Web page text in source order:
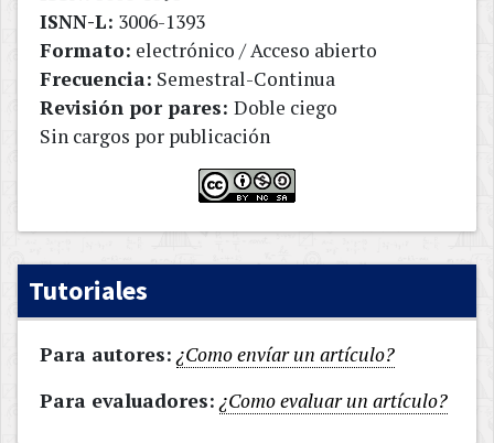
ISNN-L: 3006-1393
Formato: electrónico / Acceso abierto
Frecuencia: Semestral-Continua
Revisión por pares: Doble ciego
Sin cargos por publicación
Tutoriales
Para autores: ¿Como envíar un artículo?
Para evaluadores: ¿Como evaluar un artículo?